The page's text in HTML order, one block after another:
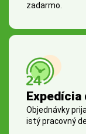
zadarmo.
Expedícia
Objednávky
istý pracovný